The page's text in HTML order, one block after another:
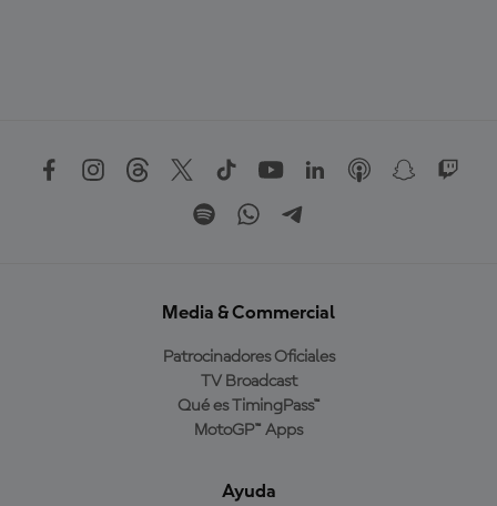
Media & Commercial
Patrocinadores Oficiales
TV Broadcast
Qué es TimingPass™
MotoGP™ Apps
Ayuda